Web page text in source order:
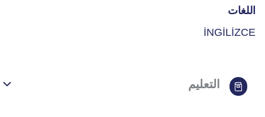
اللغات
İNGİLİZCE
التعليم